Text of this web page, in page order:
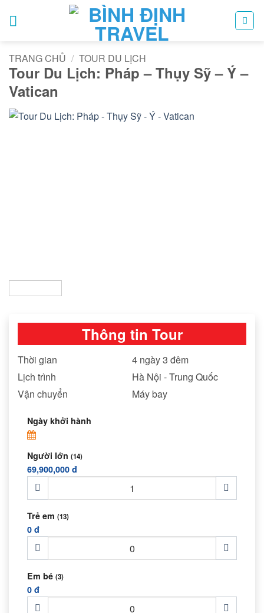
qua
TRANG CHỦ / TOUR DU LỊCH
Tour Du Lịch: Pháp – Thụy Sỹ – Ý –
Vatican
Thông tin Tour
Thời gian
4 ngày 3 đêm
Lịch trình
Hà Nội - Trung Quốc
Vận chuyển
Máy bay
Ngày khởi hành
Người lớn (14)
69,900,000 đ
Trẻ em (13)
0 đ
Em bé (3)
0 đ